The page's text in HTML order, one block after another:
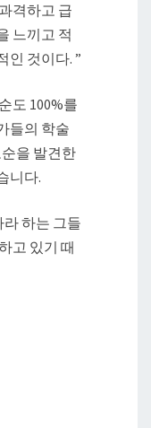
격하고 급
느끼고 적
인 것이다. ”
도 100%를
들의 학술
을 발견한
니다.
하는 그들
고 있기 때